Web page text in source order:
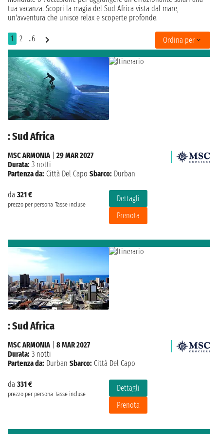
tua vacanza. Scopri la magia del Sud Africa vista dal mare,
un'avventura che unisce relax e scoperte profonde.
1 2 ..6 Ordina per
: Sud Africa
da 321 €
prezzo per persona Tasse incluse
Dettagli
Prenota
MSC ARMONIA
29 MAR 2027
Durata: 3 notti
Partenza da: Città Del Capo Sbarco: Durban
: Sud Africa
da 331 €
prezzo per persona Tasse incluse
Dettagli
Prenota
MSC ARMONIA| 8 MAR 2027
Durata: 3 notti
Partenza da: Durban Sbarco: Città Del Capo